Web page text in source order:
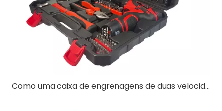
Como uma caixa de engrenagens de duas velocidades suporta diferentes tarefas de perfuração?